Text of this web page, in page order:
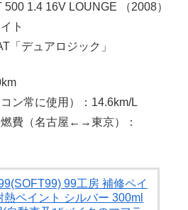
1.4 16V LOUNGE （2008）
ト
「デュアロジック」
ン常に使用）：14.6km/L
費（名古屋←→東京）：
99工房 補修ペイ
熱ペイント シルバー 300ml